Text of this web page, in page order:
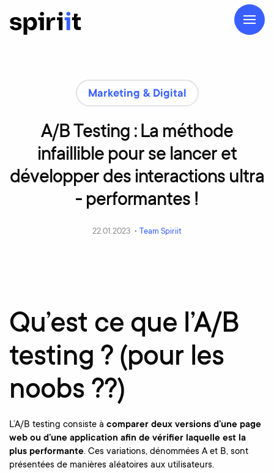
Marketing & Digital
A/B Testing : La méthode
infaillible pour se lancer et
développer des interactions ultra
- performantes !
22.01.2023 • Team Spiriit
Qu’est ce que l’A/B
testing ? (pour les
noobs ??)
L’A/B testing consiste à comparer deux versions d’une page
web ou d’une application afin de vérifier laquelle est la
plus performante. Ces variations, dénommées A et B, sont
présentées de manières aléatoires aux utilisateurs.